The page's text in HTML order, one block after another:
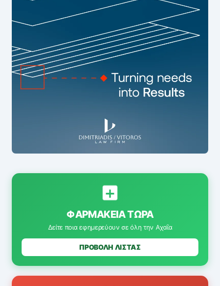
ΦΑΡΜΑΚΕΊΑ ΤΏΡΑ
Δείτε ποια εφημερεύουν σε όλη την Αχαΐα
ΠΡΟΒΟΛΗ ΛΙΣΤΑΣ